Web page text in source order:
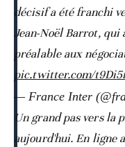
décisif a été franchi
Jean-Noël Barrot, qui
préalable aux
pic.twitter.com/
— France Inter
Un grand pas vers la
aujourd'hui. En ligne